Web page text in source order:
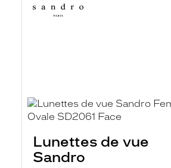
Lunettes de vue
Sandro